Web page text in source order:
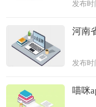
发布时
河南
发布时
喵咪